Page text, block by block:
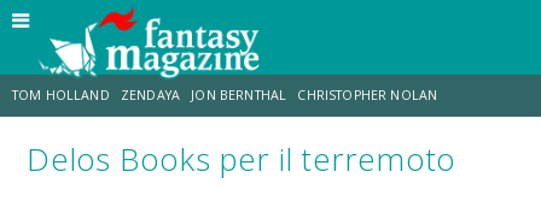
TOM HOLLAND ZENDAYA JON BERNTHAL CHRISTOPHER NOLAN
STRANIMONDI LUCCA COMICS & GAMES ODISSEA JACOB BATALON
Delos Books per il terremoto